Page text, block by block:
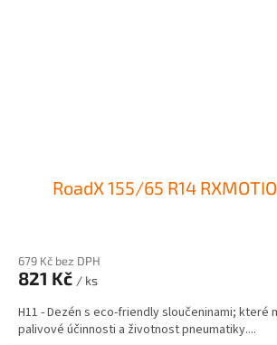
RoadX 155/65 R14
679 Kč bez DPH
821 Kč / ks
H11 - Dezén s eco-friendly sloučeninami; které
palivové účinnosti a životnost pneumatiky....